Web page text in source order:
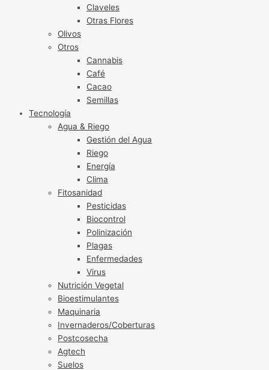
Claveles
Otras Flores
Olivos
Otros
Cannabis
Café
Cacao
Semillas
Tecnología
Agua & Riego
Gestión del Agua
Riego
Energía
Clima
Fitosanidad
Pesticidas
Biocontrol
Polinización
Plagas
Enfermedades
Virus
Nutrición Vegetal
Bioestimulantes
Maquinaria
Invernaderos/Coberturas
Postcosecha
Agtech
Suelos